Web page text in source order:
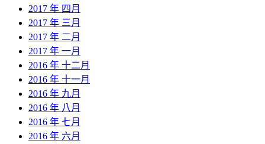
2017 年 四月
2017 年 三月
2017 年 二月
2017 年 一月
2016 年 十二月
2016 年 十一月
2016 年 九月
2016 年 八月
2016 年 七月
2016 年 六月